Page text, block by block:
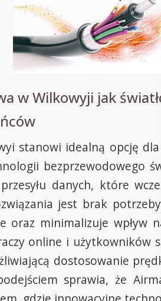
w Wilkowyji jak
stanowi idealną opcję
bezprzewodowego
danych, które
jest brak
oraz minimalizuje
online i użytkowników
dostosowanie
sprawia, że